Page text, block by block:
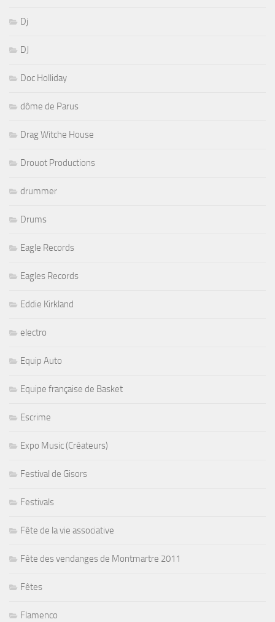
Dj
DJ
Doc Holliday
dôme de Parus
Drag Witche House
Drouot Productions
drummer
Drums
Eagle Records
Eagles Records
Eddie Kirkland
electro
Equip Auto
Equipe française de Basket
Escrime
Expo Music (Créateurs)
Festival de Gisors
Festivals
Fête de la vie associative
Fête des vendanges de Montmartre 2011
Fêtes
Flamenco